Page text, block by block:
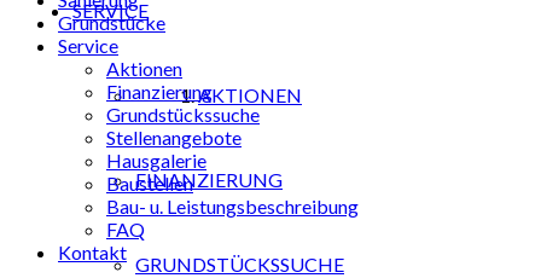
SERVICE
AKTIONEN
FINANZIERUNG
GRUNDSTÜCKSSUCHE
Grundstücke
Service
Aktionen
Finanzierung
Grundstückssuche
Stellenangebote
Hausgalerie
Baustellen
Bau- u. Leistungsbeschreibung
FAQ
Kontakt